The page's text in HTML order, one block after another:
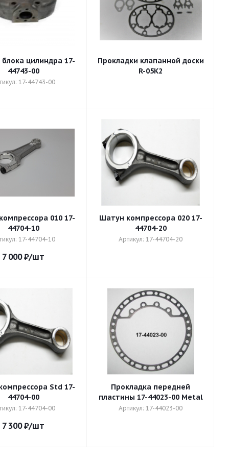
блока цилиндра 17-
44743-00
17-44743-00
Прокладки клапанной доски
R-05K2
010 17-
44704-10
17-44704-10
7 000₽/шт
Шатун компрессора 020 17-
44704-20
Артикул: 17-44704-20
Std 17-
44704-00
17-44704-00
7 300₽/шт
Прокладка передней
пластины 17-44023-00 Metal
Артикул: 17-44023-00